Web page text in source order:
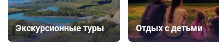
Экскурсионные туры Отдых с детьми